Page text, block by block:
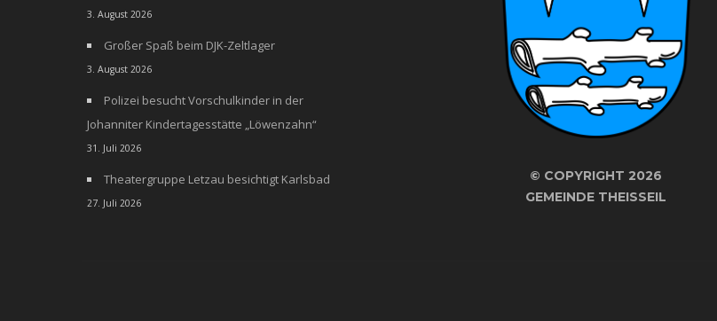
3. August 2026
Großer Spaß beim DJK-Zeltlager
3. August 2026
Polizei besucht Vorschulkinder in der
Johanniter Kindertagesstätte „Löwenzahn“
31. Juli 2026
Theatergruppe Letzau besichtigt Karlsbad
27. Juli 2026
© COPYRIGHT 2026
GEMEINDE THEISSEIL